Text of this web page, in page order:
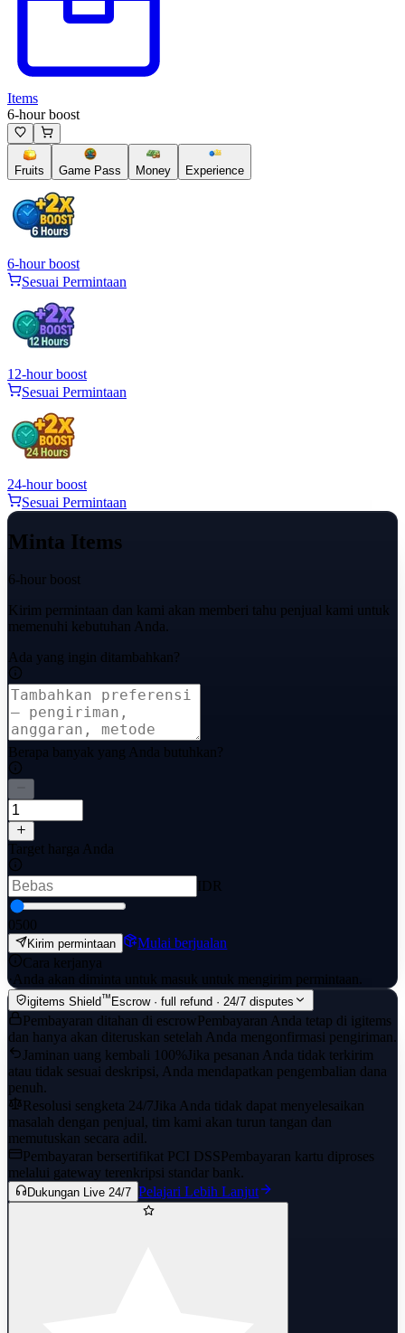
Items
6-hour boost
Fruits Game Pass Money Experience
6-hour boost
Sesuai Permintaan
12-hour boost
Sesuai Permintaan
24-hour boost
Sesuai Permintaan
Minta Items
6-hour boost
Kirim permintaan dan kami akan memberi tahu penjual kami untuk
memenuhi kebutuhan Anda.
Ada yang ingin ditambahkan?
Berapa banyak yang Anda butuhkan?
Target harga Anda
IDR
0500
Kirim permintaan
Mulai berjualan
Cara kerjanya
·Anda akan diminta untuk masuk untuk mengirim permintaan.
igitems Shield™ Escrow · full refund · 24/7 disputes
Pembayaran ditahan di escrow Pembayaran Anda tetap di igitems
dan hanya akan diteruskan setelah Anda mengonfirmasi pengiriman.
Jaminan uang kembali 100%Jika pesanan Anda tidak terkirim
atau tidak sesuai deskripsi, Anda mendapatkan pengembalian dana
penuh.
Resolusi sengketa 24/7Jika Anda tidak dapat menyelesaikan
masalah dengan penjual, tim kami akan turun tangan dan
memutuskan secara adil.
Pembayaran bersertifikat PCI DSS Pembayaran kartu diproses
melalui gateway terenkripsi standar bank.
Dukungan Live 24/7 Pelajari Lebih Lanjut